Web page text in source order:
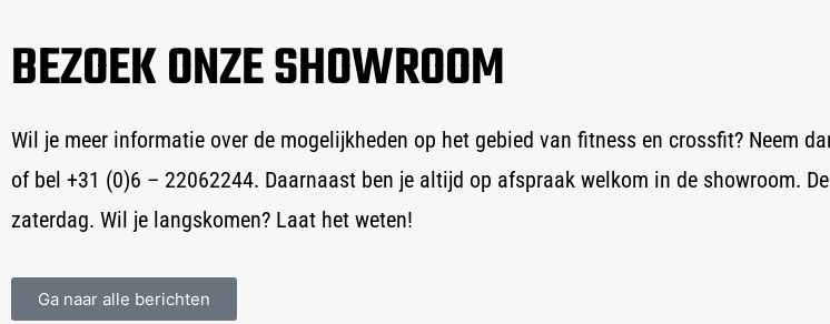
BEZOEK ONZE SHOWROOM
Wil je meer informatie over de mogelijkheden op het gebied van fitness en crossfit? Neem
of bel +31 (0)6 – 22062244. Daarnaast ben je altijd op afspraak welkom in de showroom.
zaterdag. Wil je langskomen? Laat het weten!
Ga naar alle berichten